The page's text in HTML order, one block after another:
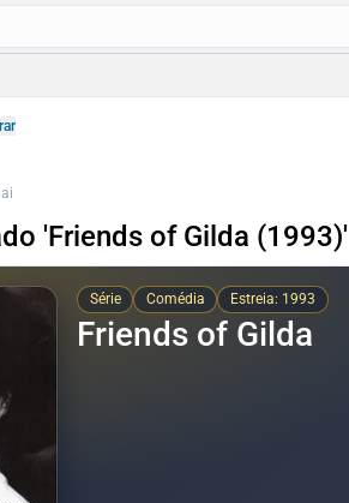
'Friends of Gilda (1993)'
Série Comédia Estreia: 1993
Friends of Gilda